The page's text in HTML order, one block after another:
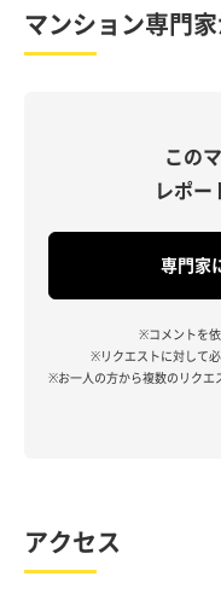
マンション専門
この
レポー
専門家
※コメントを依
※リクエストに対して
※お一人の方から複数のリクエ
アクセス